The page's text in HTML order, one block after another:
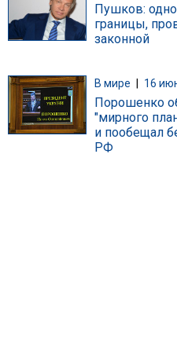
Пушков:
границы,
законной
В мире 16
Порошенко
"мирного
и пообещал
РФ